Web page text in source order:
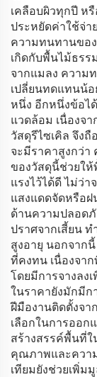
เคลือบผิวทุกปี ห
ประหยัดค่าใช้จ่า
ความทนทานขอ
เกิดกับพื้นไม้ธรร
จากแมลง ความ
เปลี่ยนทดแทนน้
หนึ่ง อีกหนึ่งข้อไ
แวดล้อม เนื่องจ
วัสดุรีไซเคิล จึง
จะมีราคาสูงกว่
ของวัสดุนี้ช่วยใ
แรงไว้ได้ดี ไม่ว่
แสงแดดจัดหรือ
ด้านความปลอด
ปราศจากเสี้ยน
สูงอายุ นอกจาก
ที่คงทน เนื่องจา
โดยมีการจางลง
ในราคายังมักมีก
ฝีมืองานติดตั้งจ
เลือกในการออก
สร้างสรรค์พื้นที่ใ
คุณภาพและควา
เทียมยังช่วยเพิ่ม